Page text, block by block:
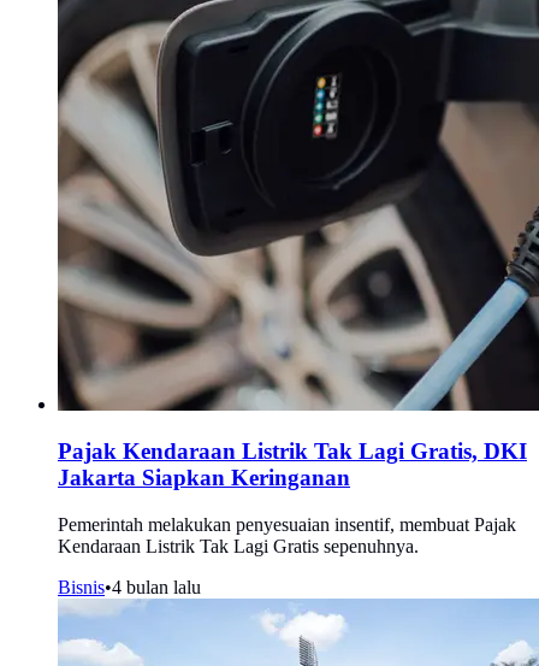
Pajak Kendaraan Listrik Tak Lagi Gratis, DKI
Jakarta Siapkan Keringanan
Pemerintah melakukan penyesuaian insentif, membuat Pajak
Kendaraan Listrik Tak Lagi Gratis sepenuhnya.
Bisnis•4 bulan lalu